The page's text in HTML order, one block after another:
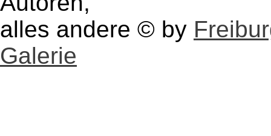
alles andere © by
Galerie